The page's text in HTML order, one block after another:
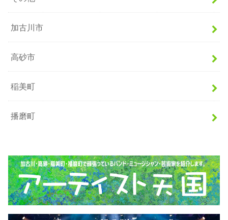
加古川市
高砂市
稲美町
播磨町